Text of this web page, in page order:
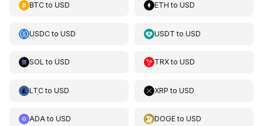
BTCto USD ETH toUSD
USDCto USD USDT toUSD
SOL to USD TRXtoUSD
LTCto USD XRP toUSD
ADAto USD DOGEtoUSD